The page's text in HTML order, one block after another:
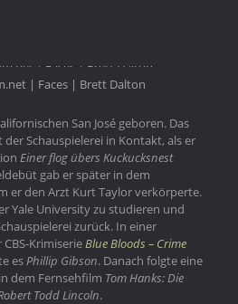
| Faces | Brett Dalton
San José geboren. Das
der Schauspielerei in Kontakt, als er
Einer flog übers Kuckucksnest
gab er später in dem
er den Arzt Kurt Taylor verkörperte.
Yale University zu studieren und
zurück. In einer
KrimiserieBlue Bloods – Crime
esPhillip Gibson. Danach folgte eine
dem Fernsehfilm Tom Hanks: Die
Todd Lincoln.